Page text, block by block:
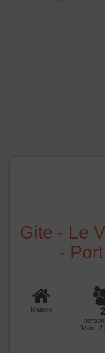
Gite - Le
-
Maison 2
(Maxi: 2